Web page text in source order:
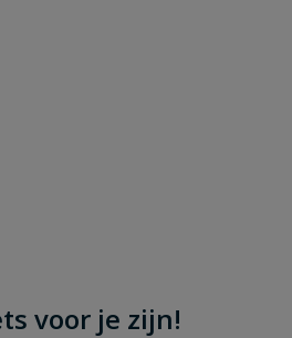
voor je zijn!